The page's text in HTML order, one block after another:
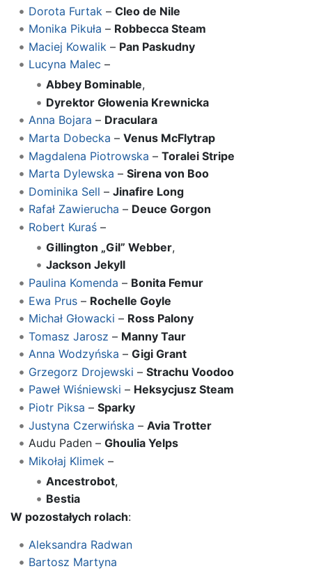
Dorota Furtak – Cleo de Nile
Monika Pikuła – Robbecca Steam
Maciej Kowalik – Pan Paskudny
Lucyna Malec –
Abbey Bominable,
Dyrektor Głowenia Krewnicka
Anna Bojara – Draculara
Marta Dobecka – Venus McFlytrap
Magdalena Piotrowska – Toralei Stripe
Marta Dylewska – Sirena von Boo
Dominika Sell – Jinafire Long
Rafał Zawierucha – Deuce Gorgon
Robert Kuraś–
Gillington „Gil” Webber,
Jackson Jekyll
Paulina Komenda – Bonita Femur
Ewa Prus– Rochelle Goyle
Michał Głowacki – Ross Palony
Tomasz Jarosz – Manny Taur
Anna Wodzyńska – Gigi Grant
Grzegorz Drojewski – Strachu Voodoo
Paweł Wiśniewski – Heksycjusz Steam
Piotr Piksa – Sparky
Justyna Czerwińska – Avia Trotter
Audu Paden – Ghoulia Yelps
Mikołaj Klimek –
Ancestrobot,
Bestia
W pozostałych rolach:
Aleksandra Radwan
Bartosz Martyna